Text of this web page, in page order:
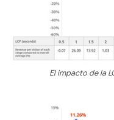
El impacto de la